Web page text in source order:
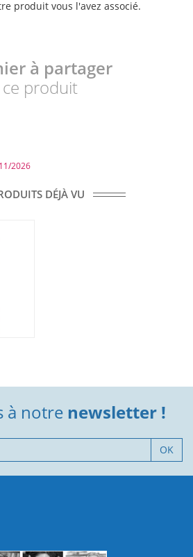
produit vous l'avez associé.
à partager
produit
2026
DÉJÀ VU
à notre newsletter !
OK